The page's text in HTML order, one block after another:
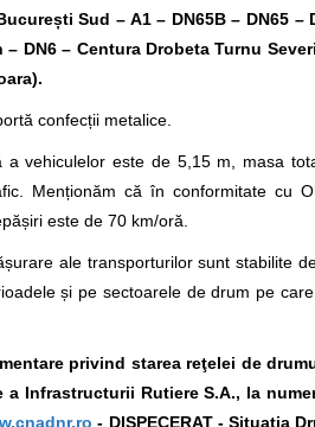
ști Sud – A1 – DN65B – DN65 –
– DN6 – Centura Drobeta Turnu
.
confecții metalice.
a vehiculelor este de 5,15 m, masa
Menționăm că în conformitate cu
este de 70 km/oră.
ale transporturilor sunt stabilite
și pe sectoarele de drum pe
privind starea reţelei de
a Infrastructurii Rutiere S.A., la
- DISPECERAT - Situația